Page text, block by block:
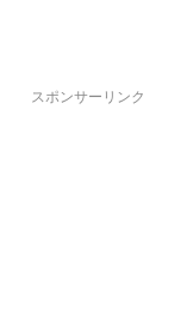
スポンサーリンク